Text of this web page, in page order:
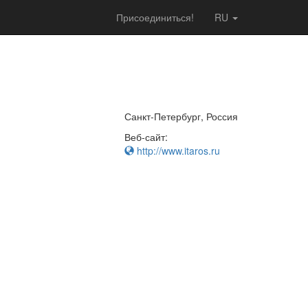
RU
Присоединиться!
Санкт-Петербург, Россия
Веб-сайт:
http://www.itaros.ru